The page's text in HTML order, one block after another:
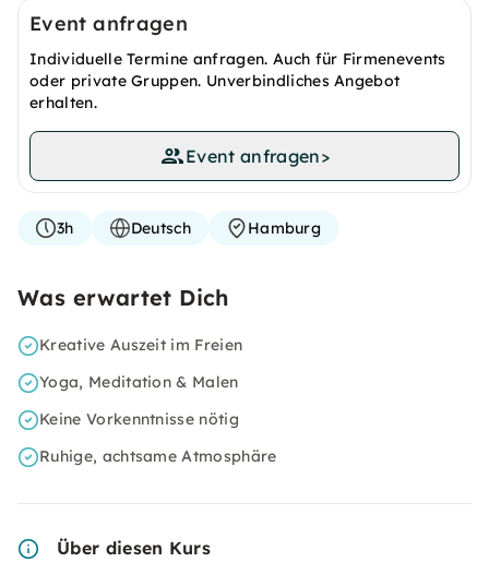
Event anfragen
Individuelle Termine anfragen. Auch für Firmenevents
oder private Gruppen. Unverbindliches Angebot
erhalten.
Event anfragen>
3h Deutsch Hamburg
Was erwartet Dich
Kreative Auszeit im Freien
Yoga, Meditation & Malen
Keine Vorkenntnisse nötig
Ruhige, achtsame Atmosphäre
Über diesen Kurs